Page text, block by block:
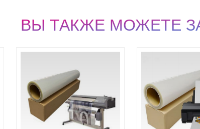
ВЫ ТАКЖЕ МОЖЕТЕ